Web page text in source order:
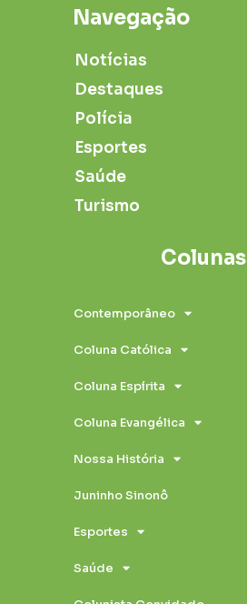
Navegação
Notícias
Destaques
Polícia
Esportes
Saúde
Turismo
Colunas
Contemporâneo
Coluna Católica
Coluna Espírita
Coluna Evangélica
Nossa História
Juninho Sinonô
Esportes
Saúde